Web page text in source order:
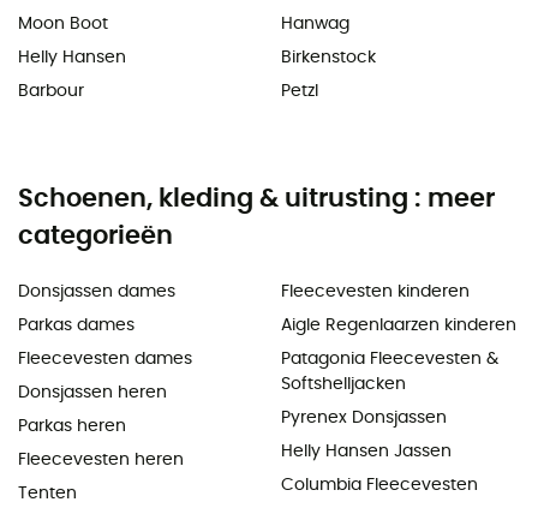
Moon Boot
Helly Hansen
Barbour
Hanwag
Birkenstock
Petzl
Schoenen, kleding & uitrusting : meer
categorieën
Donsjassen dames
Parkas dames
Fleecevesten dames
Donsjassen heren
Parkas heren
Fleecevesten heren
Tenten
Fleecevesten kinderen
Aigle Regenlaarzen kinderen
Patagonia Fleecevesten &
Softshelljacken
Pyrenex Donsjassen
Helly Hansen Jassen
Columbia Fleecevesten